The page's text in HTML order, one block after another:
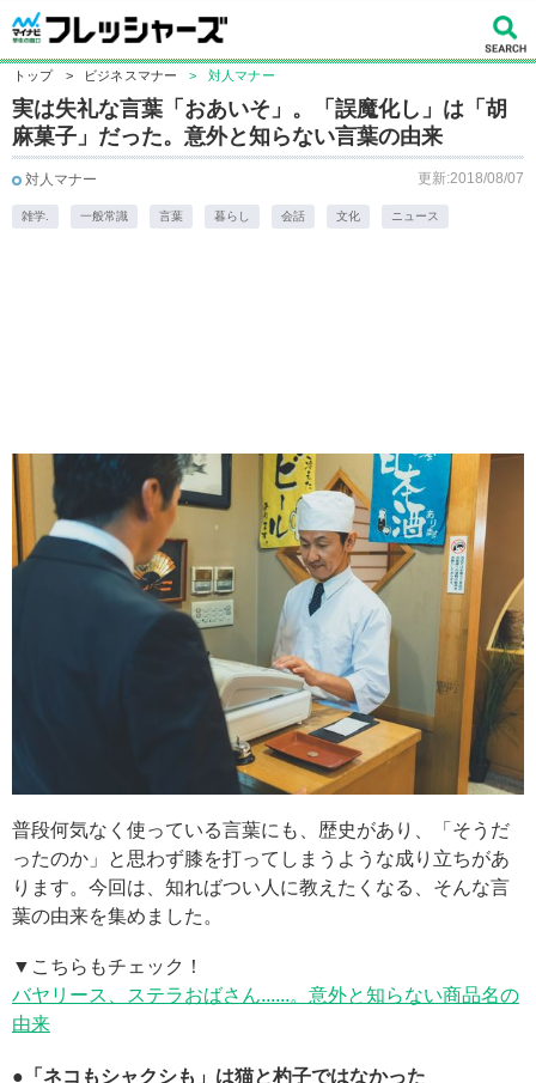
トップ > ビジネスマナー > 対人マナー
実は失礼な言葉「おあいそ」。「誤魔化し」は「胡
麻菓子」だった。意外と知らない言葉の由来
対人マナー 更新:2018/08/07
雑学. 一般常識 言葉 暮らし 会話 文化 ニュース
普段何気なく使っている言葉にも、歴史があり、「そうだ
ったのか」と思わず膝を打ってしまうような成り立ちがあ
ります。今回は、知ればつい人に教えたくなる、そんな言
葉の由来を集めました。
▼こちらもチェック！
バヤリース、ステラおばさん......。意外と知らない商品名の
由来
●「ネコもシャクシも」は猫と杓子ではなかった